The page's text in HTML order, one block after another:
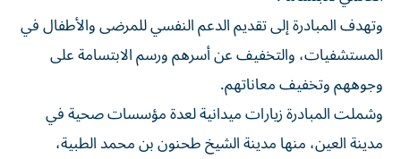
وتهدف المبادرة إلى تقديم الدعم النفسي للمرضى والأطفال في
المستشفيات، والتخفيف عن أسرهم ورسم الابتسامة على
وجوههم وتخفيف معاناتهم.
وشملت المبادرة زيارات ميدانية لعدة مؤسسات صحية في
مدينة العين، منها مدينة الشيخ طحنون بن محمد الطبية،